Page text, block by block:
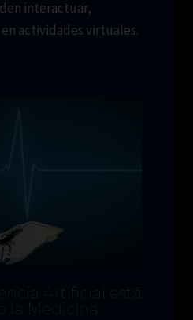
interactuar,
actividades virtuales.
Artificial está
la Medicina.